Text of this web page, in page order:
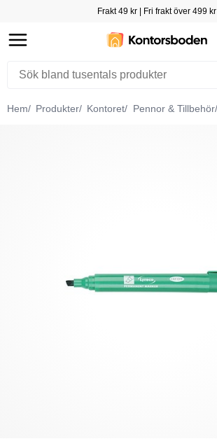
Frakt 49 kr | Fri frakt över 499 kr
Hem Produkter Kontoret Pennor & Tillbehör